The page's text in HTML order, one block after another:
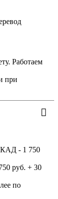
Работаем
при
- 1 750
руб. + 30
по